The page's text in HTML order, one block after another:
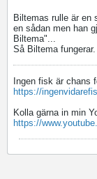
Biltemas rulle är en
en sådan men han
Biltema"...
Så Biltema fungerar.
Ingen fisk är chans
https://
Kolla gärna in min
https://